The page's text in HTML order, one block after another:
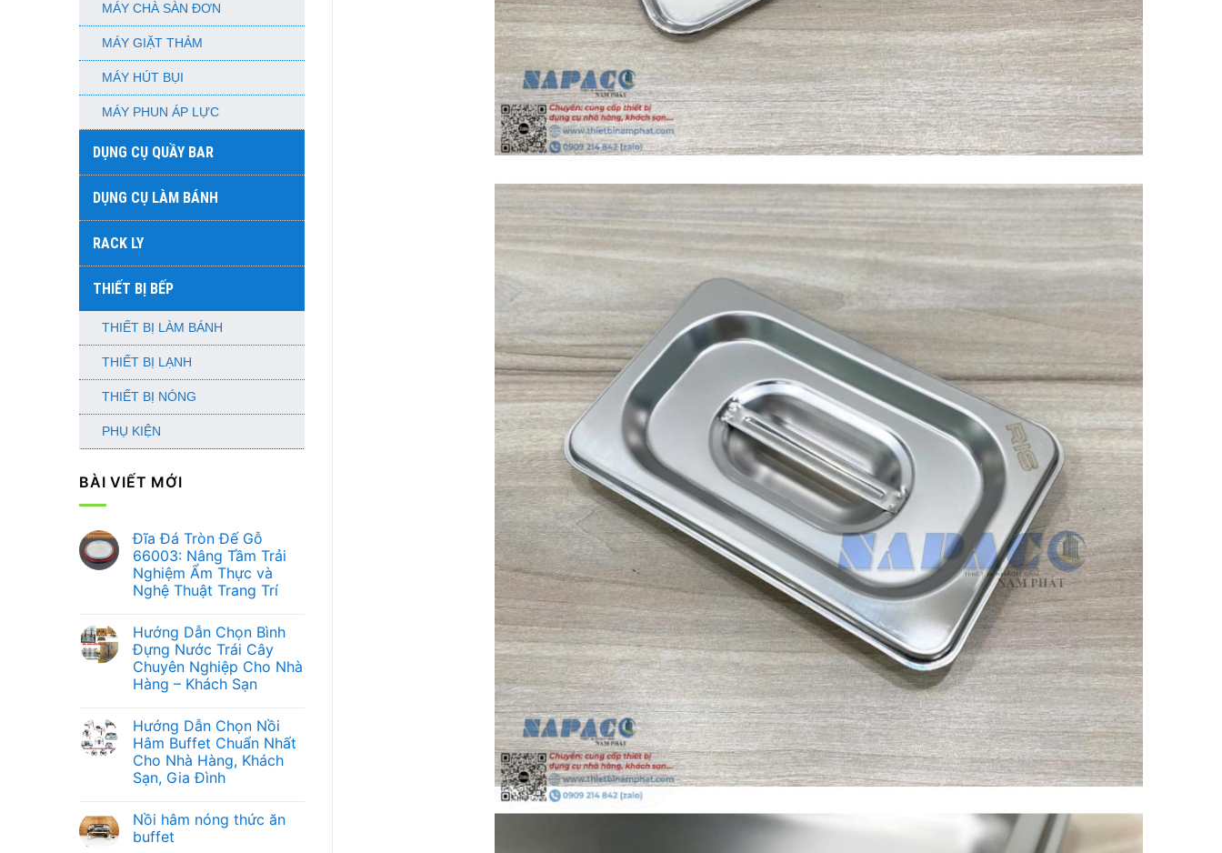
MÁY CHÀ SÀN ĐƠN
MÁY GIẶT THẢM
MÁY HÚT BỤI
MÁY PHUN ÁP LỰC
DỤNG CỤ QUẦY BAR
DỤNG CỤ LÀM BÁNH
RACK LY
THIẾT BỊ BẾP
THIẾT BỊ LÀM BÁNH
THIẾT BỊ LẠNH
THIẾT BỊ NÓNG
PHỤ KIỆN
BÀI VIẾT MỚI
Đĩa Đá Tròn Đế Gỗ
66003: Nâng Tầm Trải
Nghiệm Ẩm Thực và
Nghệ Thuật Trang Trí
bình
luận
ở
Đĩa
Đá
Tròn
66003:
Nâng
Tầm
Trải
Nghiệm
Ẩm
Nghệ
Thuật
Trang
Hướng Dẫn Chọn Bình
Đựng Nước Trái Cây
Chuyên Nghiệp Cho Nhà
Hàng – Khách Sạn
bình
luận
ở
Hướng
Dẫn
Chọn
Nước
Trái
Cây
Hướng Dẫn Chọn Nồi
Hâm Buffet Chuẩn Nhất
Cho Nhà Hàng, Khách
Sạn, Gia Đình
bình
luận
ở
Nồi hâm nóng thức ăn
buffet